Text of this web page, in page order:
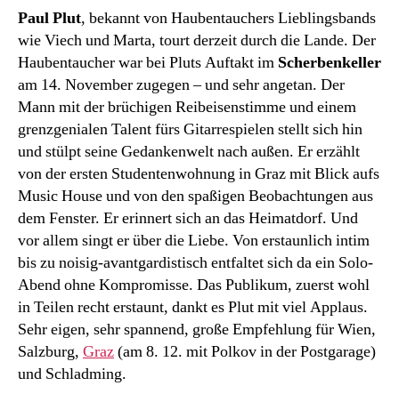
Monats:
Plut
on
the
road
/
Update!
Paul Plut, bekannt von Haubentauchers Lieblingsbands
wie Viech und Marta, tourt derzeit durch die Lande. Der
Haubentaucher war bei Pluts Auftakt im Scherbenkeller
am 14. November zugegen – und sehr angetan. Der
Mann mit der brüchigen Reibeisenstimme und einem
grenzgenialen Talent fürs Gitarrespielen stellt sich hin
und stülpt seine Gedankenwelt nach außen. Er erzählt
von der ersten Studentenwohnung in Graz mit Blick aufs
Music House und von den spaßigen Beobachtungen aus
dem Fenster. Er erinnert sich an das Heimatdorf. Und
vor allem singt er über die Liebe. Von erstaunlich intim
bis zu noisig-avantgardistisch entfaltet sich da ein Solo-
Abend ohne Kompromisse. Das Publikum, zuerst wohl
in Teilen recht erstaunt, dankt es Plut mit viel Applaus.
Sehr eigen, sehr spannend, große Empfehlung für Wien,
Salzburg, Graz(am 8. 12. mit Polkov in der Postgarage)
und Schladming.